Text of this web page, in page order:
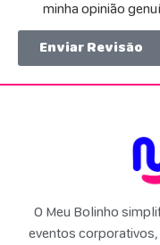
minha opinião
Enviar Revisão
O Meu Bolinho
eventos